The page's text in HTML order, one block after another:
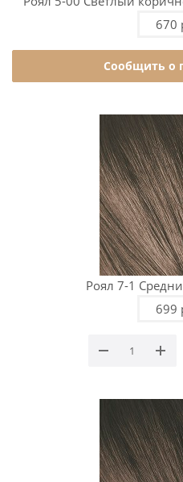
670
Сообщить о
Роял 7-1
699